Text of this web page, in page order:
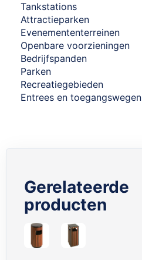
Tankstations
Attractieparken
Evenemententerreinen
Openbare voorzieningen
Bedrijfspanden
Parken
Recreatiegebieden
Entrees en toegangswegen
Gerelateerde
producten
Skip
carousel